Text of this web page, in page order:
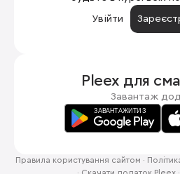
Увійти
Pleex для
Завантаж
Правила користування сайтом ·